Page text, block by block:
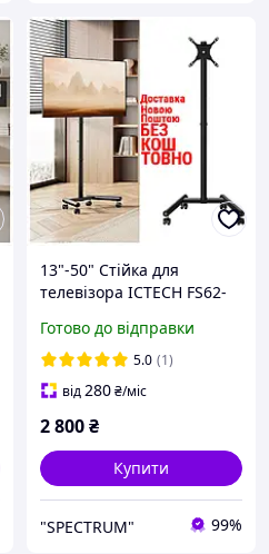
13"-50" Стійка для
телевізора ICTECH FS62-
Презентаційна стійка для
монітора
Готово до відправки
5.0 (1)
від280₴/міс
2 800₴
Купити
"SPECTRUM" 99%